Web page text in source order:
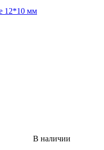
12*10 мм
В наличии